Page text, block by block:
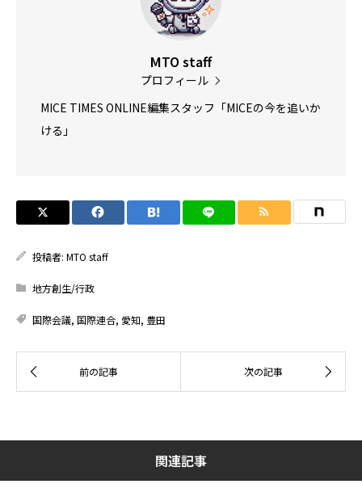
MTO staff
プロフィール
MICE TIMES ONLINE編集スタッフ「MICEの今を追いか
ける」
投稿者: MTO staff
地方創生/行政
国際会議, 国際連合, 愛知, 豊田
関連記事